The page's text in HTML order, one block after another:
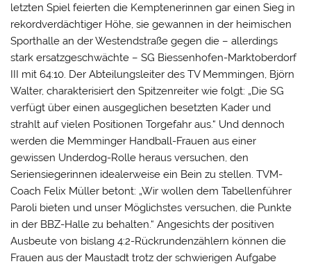
letzten Spiel feierten die Kemptenerinnen gar einen Sieg in
rekordverdächtiger Höhe, sie gewannen in der heimischen
Sporthalle an der Westendstraße gegen die – allerdings
stark ersatzgeschwächte – SG Biessenhofen-Marktoberdorf
III mit 64:10. Der Abteilungsleiter des TV Memmingen, Björn
Walter, charakterisiert den Spitzenreiter wie folgt: „Die SG
verfügt über einen ausgeglichen besetzten Kader und
strahlt auf vielen Positionen Torgefahr aus.“ Und dennoch
werden die Memminger Handball-Frauen aus einer
gewissen Underdog-Rolle heraus versuchen, den
Seriensiegerinnen idealerweise ein Bein zu stellen. TVM-
Coach Felix Müller betont: „Wir wollen dem Tabellenführer
Paroli bieten und unser Möglichstes versuchen, die Punkte
in der BBZ-Halle zu behalten.“ Angesichts der positiven
Ausbeute von bislang 4:2-Rückrundenzählern können die
Frauen aus der Maustadt trotz der schwierigen Aufgabe